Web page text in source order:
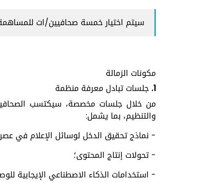
سيتم اختيار خمسة صحافيين/ات
مكونات الزمالة
1. جلسات تبادل معرفة منظمة
من خلال جلسات مخصصة، سيكتسب
والتنظيم، بما يشمل:
- نماذج تحقيق الدخل لوسائل الإعلام في
- تحولات إنتاج المحتوى؛
- استخدامات الذكاء الاصطناعي الإيجابية